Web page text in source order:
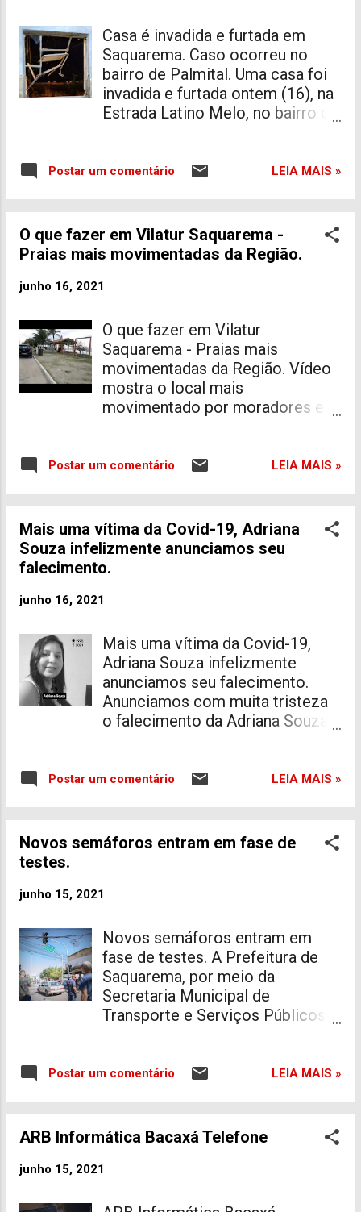
estratégicas. Lembrando ainda
que o município está adiantado
no calendário único proposto
pelo Governo Estadual que é
iniciar a vacinação da população
de 54 a 45 somen...
Casa é invadida e furtada em
Saquarema. Caso ocorreu no
bairro de Palmital. Uma casa foi
invadida e furtada ontem (16), na
Estrada Latino Melo, no bairro de
praticamente nada. Os meliantes
no local. Essa é a segunda vez
que isso ocorre. Alguns dos bens
que foram levados: 1 Roçadeira
da marca Toyma tb 63cc 1 TV
Smart Samsung 32" 1 Notbook
internet Fonte: Saquarema da
depressão
Postar um comentário LEIA MAIS »
O que fazer em Vilatur Saquarema -
Praias mais movimentadas da Região.
junho 16, 2021
O que fazer em Vilatur
Saquarema - Praias mais
movimentadas da Região. Vídeo
mostra o local mais
movimentado por moradores e
Jacarepiá Sublocality Level 1.
Praia Vilatur. Lodging. Praia
De Vilatur - Saquarema - RJ.
Night Club.
GRAVATÁ, SAQUAREMA-RJ. 423
Interest. Mercadinho Do
de Massambaba. Restaurante.
Postar um comentário LEIA MAIS »
Mais uma vítima da Covid-19, Adriana
Souza infelizmente anunciamos seu
falecimento.
junho 16, 2021
Mais uma vítima da Covid-19,
Adriana Souza infelizmente
anunciamos seu falecimento.
Anunciamos com muita tristeza
o falecimento da Adriana Souza,
nosso município. Adriana era
Água, proprietária do "Drika
Festas", casada e muito querida
e familiares! Fonte: Saquarema
Postar um comentário LEIA MAIS »
Novos semáforos entram em fase de
testes.
junho 15, 2021
Novos semáforos entram em
fase de testes. A Prefeitura de
Saquarema, por meio da
Secretaria Municipal de
Transporte e Serviços Públicos,
vias da cidade. Durante os
serão avaliados nos quesitos
funcionamento, tempo de
veículos, além de outras
Postar um comentário LEIA MAIS »
ARB Informática Bacaxá Telefone
junho 15, 2021